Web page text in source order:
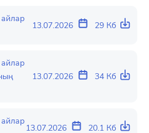
13.07.2026 29 Кб
13.07.2026 34 Кб
13.07.2026 20.1 Кб